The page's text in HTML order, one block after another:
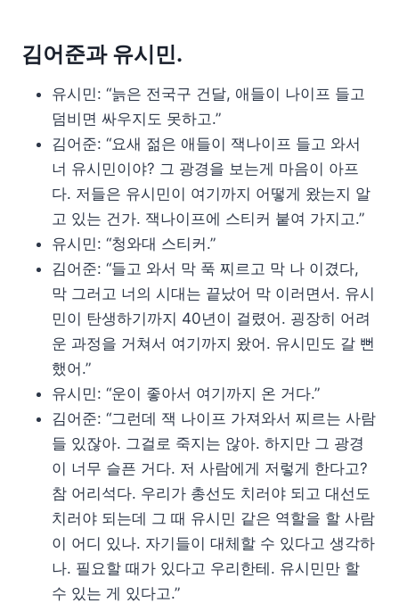
김어준과 유시민.
유시민: “늙은 전국구 건달, 애들이 나이프 들고
덤비면 싸우지도 못하고.”
김어준: “요새 젊은 애들이 잭나이프 들고 와서
너 유시민이야? 그 광경을 보는게 마음이 아프
다. 저들은 유시민이 여기까지 어떻게 왔는지 알
고 있는 건가. 잭나이프에 스티커 붙여 가지고.”
유시민: “청와대 스티커.”
김어준: “들고 와서 막 푹 찌르고 막 나 이겼다,
막 그러고 너의 시대는 끝났어 막 이러면서. 유시
민이 탄생하기까지 40년이 걸렸어. 굉장히 어려
운 과정을 거쳐서 여기까지 왔어. 유시민도 갈 뻔
했어.”
유시민: “운이 좋아서 여기까지 온 거다.”
김어준: “그런데 잭 나이프 가져와서 찌르는 사람
들 있잖아. 그걸로 죽지는 않아. 하지만 그 광경
이 너무 슬픈 거다. 저 사람에게 저렇게 한다고?
참 어리석다. 우리가 총선도 치러야 되고 대선도
치러야 되는데 그 때 유시민 같은 역할을 할 사람
이 어디 있나. 자기들이 대체할 수 있다고 생각하
나. 필요할 때가 있다고 우리한테. 유시민만 할
수 있는 게 있다고.”